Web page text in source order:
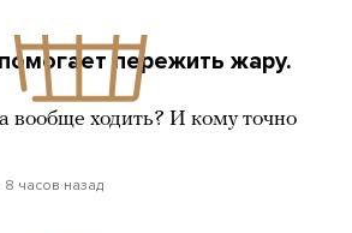
пережить жару.
вообще ходить? И кому точно
8 часов назад